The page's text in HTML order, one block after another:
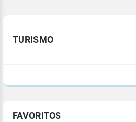
TURISMO
FAVORITOS